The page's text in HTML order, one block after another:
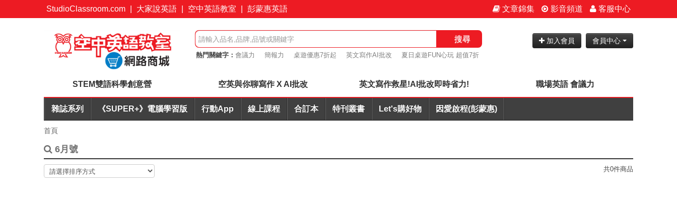
StudioClassroom.com 大家說英語 空中英語教室 彭蒙惠英語 文章錦集 影音頻道 客服中心
搜尋
熱門關鍵字： 會議力 簡報力 桌遊優惠7折起 英文寫作AI批改
夏日桌遊FUN心玩 超值7折
加入會員 會員中心
STEM雙語科學創意營 空英與你聊寫作 X AI批改 英文寫作救星!AI批改即時省力! 職場英語 會議力
雜誌系列 《SUPER+》電腦學習版 行動App 線上課程 合訂本 特刊叢書 Let's購好物 因愛啟程(彭蒙惠)
首頁
6月號
共0件商品